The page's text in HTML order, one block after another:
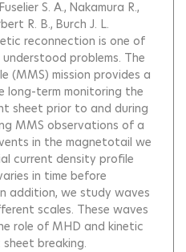
Fuselier S. A. Nakamura R.
R. B. Burch J. L.
reconnection is one of
problems. The
(MMS) mission provides a
long-term monitoring the
sheet prior to and during
MMS observations of a
in the magnetotail we
current density profile
in time before
addition, we study waves
scales. These waves
role of MHD and kinetic
breaking.